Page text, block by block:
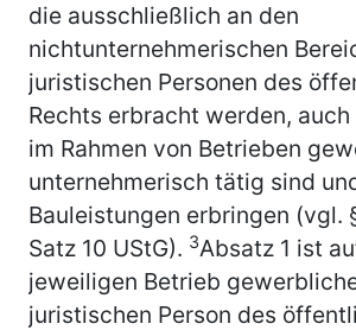
die ausschließlich an den
nichtunternehmerischen
juristischen Personen des
Rechts erbracht werden,
im Rahmen von Betrieben
unternehmerisch tätig sind
Bauleistungen erbringen (vgl.
Satz 10 UStG). 3Absatz 1 ist
jeweiligen Betrieb
juristischen Person des